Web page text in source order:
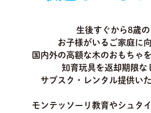
生後すぐから8歳の
お子様がいるご家庭に
国内外の高額な木のおもちゃ
知育玩具を返却期限な
サブスク・レンタル提供いた
モンテッソーリ教育やシュタ